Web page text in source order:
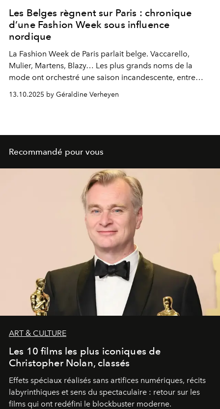
Les Belges règnent sur Paris : chronique
d’une Fashion Week sous influence
nordique
La Fashion Week de Paris parlait belge. Vaccarello,
Mulier, Martens, Blazy… Les plus grands noms de la
mode ont orchestré une saison incandescente, entre
n’est plus une école : c’est une attitude.
13.10.2025 by Géraldine Verheyen
Recommandé pour vous
ART & CULTURE
Les 10 films les plus iconiques de
Christopher Nolan, classés
Effets spéciaux réalisés sans artifices numériques, récits
labyrinthiques et sens du spectaculaire : retour sur les
films qui ont redéfini le blockbuster moderne.